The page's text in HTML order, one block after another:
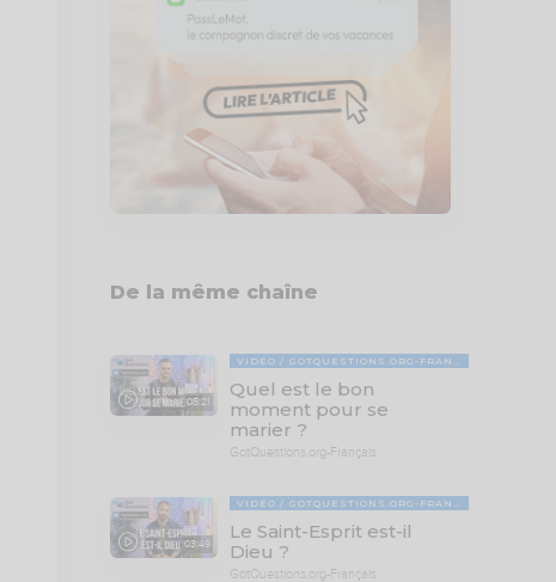
De la même chaîne
05:21
VIDÉO GOTQUESTIONS.ORG-FRANÇAIS
Quel est le bon
moment pour se
marier ?
GotQuestions.org-Français
03:49
VIDÉO GOTQUESTIONS.ORG-FRANÇAIS
Le Saint-Esprit est-il
Dieu ?
GotQuestions.org-Français